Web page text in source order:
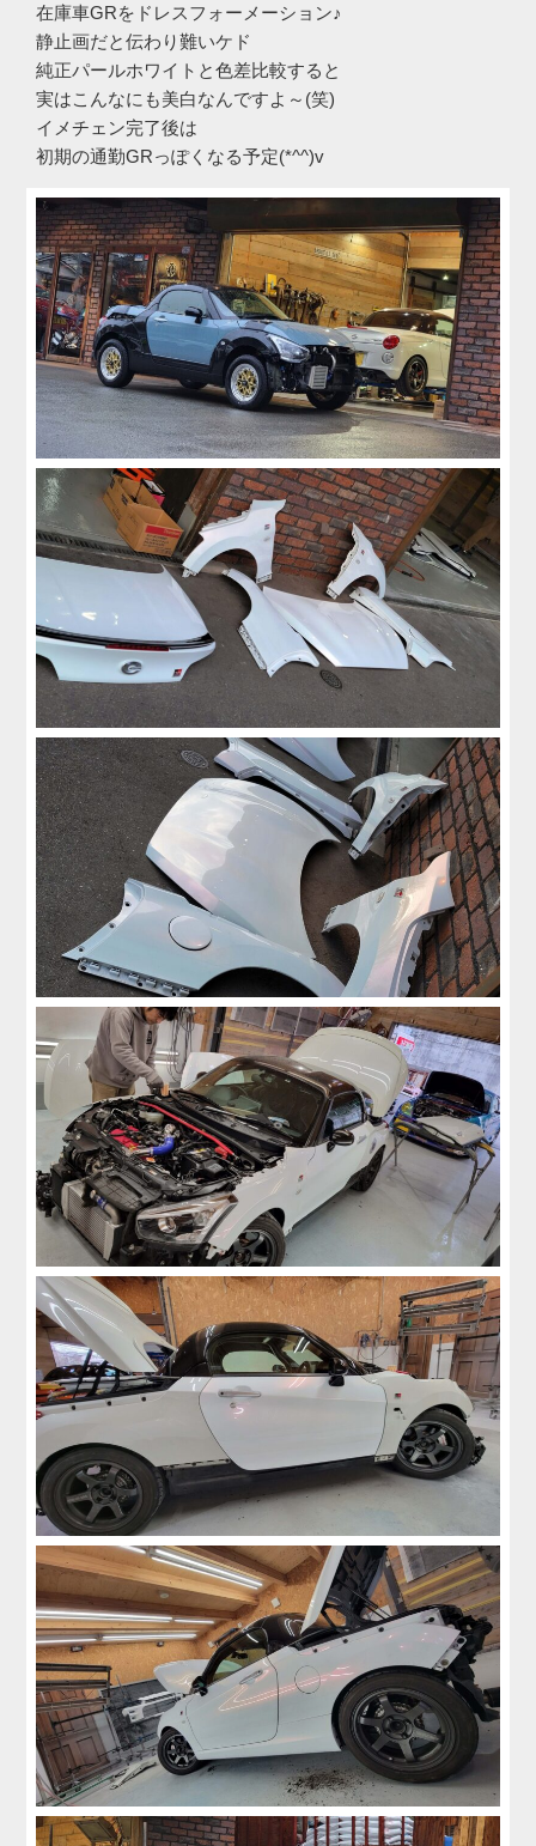
在庫車GRをドレスフォーメーション♪
静止画だと伝わり難いケド
純正パールホワイトと色差比較すると
実はこんなにも美白なんですよ～(笑)
イメチェン完了後は
初期の通勤GRっぽくなる予定(*^^)v